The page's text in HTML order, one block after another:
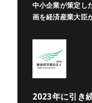
中小企業が策定し
画を経済産業大臣
2023年に引き